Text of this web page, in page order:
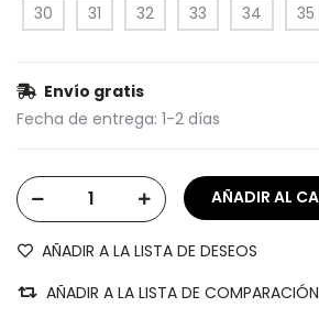
30 31 32 33 34 35
Envío gratis
Fecha de entrega: 1-2 días
AÑADIR A LA LISTA DE DESEOS
AÑADIR A LA LISTA DE COMPARACIÓN